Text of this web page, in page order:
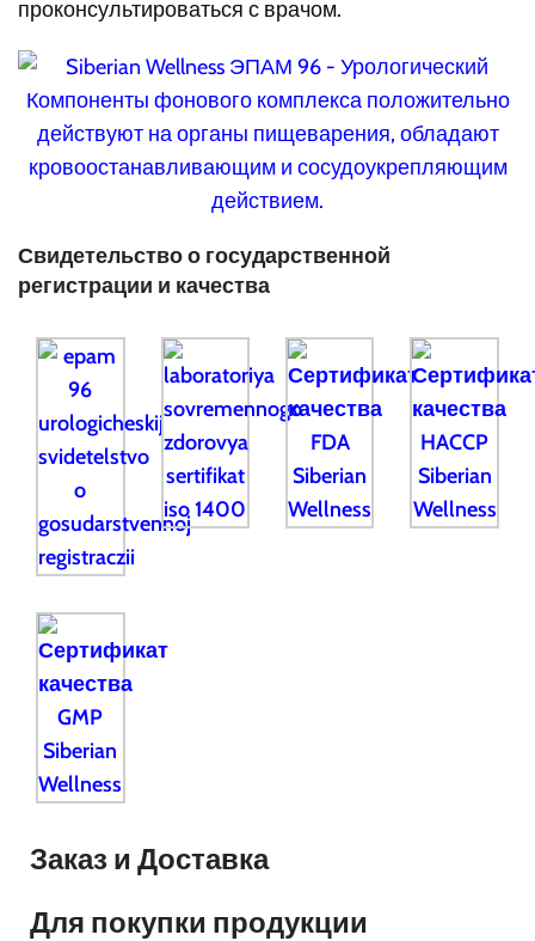
проконсультироваться с врачом.
Свидетельство о государственной
регистрации и качества
Заказ и Доставка
Для покупки продукции